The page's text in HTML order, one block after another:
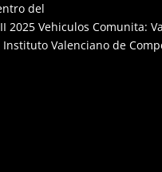
del
2025 Vehiculos Comunita:
Valenciano de